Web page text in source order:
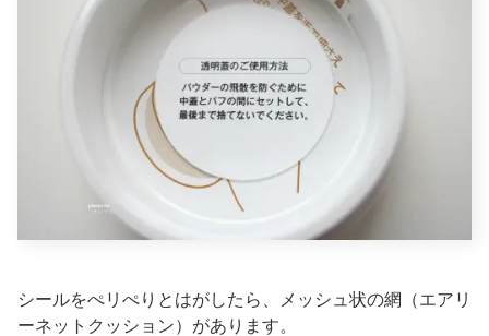
シールをぺリぺりとはがしたら、メッシュ状の網（エアリ
ーネットクッション）があります。